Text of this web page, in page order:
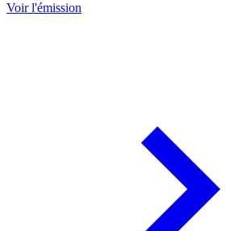
Voir l'émission